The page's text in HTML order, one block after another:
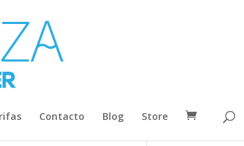
Contacto Blog Store